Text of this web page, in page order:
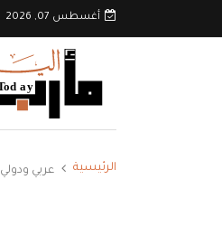
أغسطس 07, 2026
الرئيسية عربي ودولي